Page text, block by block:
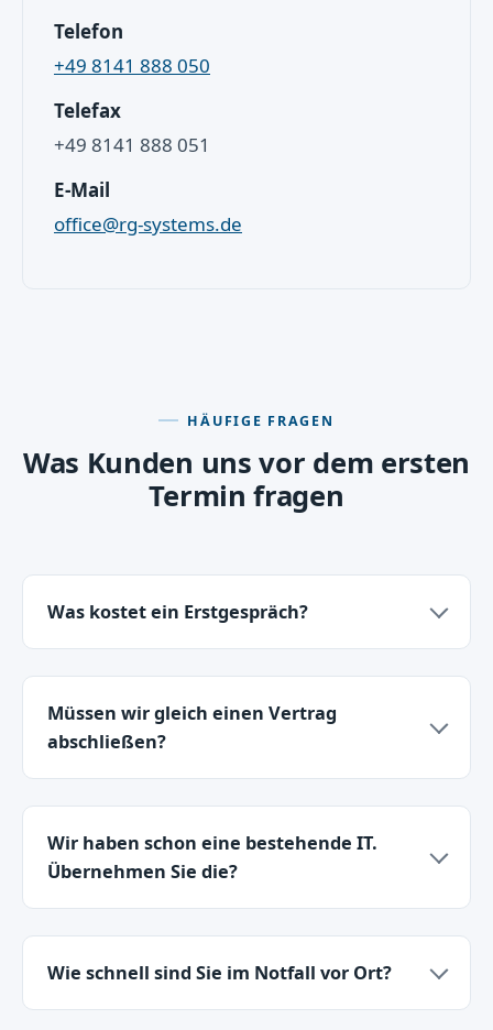
Telefon
+49 8141 888 050
Telefax
+49 8141 888 051
E-Mail
office@rg-systems.de
HÄUFIGE FRAGEN
Was Kunden uns vor dem ersten
Termin fragen
Was kostet ein Erstgespräch?
Müssen wir gleich einen Vertrag
abschließen?
Wir haben schon eine bestehende IT.
Übernehmen Sie die?
Wie schnell sind Sie im Notfall vor Ort?